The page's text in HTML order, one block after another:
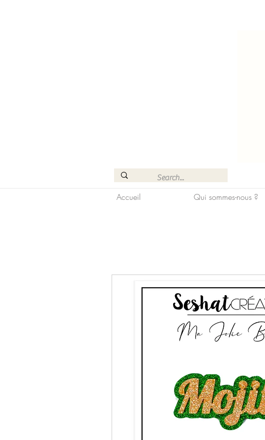
Accueil Qui sommes-nous ?